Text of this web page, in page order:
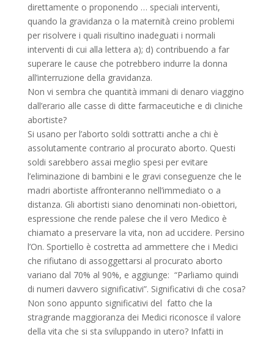
direttamente o proponendo … speciali interventi,
quando la gravidanza o la maternità creino problemi
per risolvere i quali risultino inadeguati i normali
interventi di cui alla lettera a); d) contribuendo a far
superare le cause che potrebbero indurre la donna
all’interruzione della gravidanza.
Non vi sembra che quantità immani di denaro viaggino
dall’erario alle casse di ditte farmaceutiche e di cliniche
abortiste?
Si usano per l’aborto soldi sottratti anche a chi è
assolutamente contrario al procurato aborto. Questi
soldi sarebbero assai meglio spesi per evitare
l’eliminazione di bambini e le gravi conseguenze che le
madri abortiste affronteranno nell’immediato o a
distanza. Gli abortisti siano denominati non-obiettori,
espressione che rende palese che il vero Medico è
chiamato a preservare la vita, non ad uccidere. Persino
l’On. Sportiello è costretta ad ammettere che i Medici
che rifiutano di assoggettarsi al procurato aborto
variano dal 70% al 90%, e aggiunge: “Parliamo quindi
di numeri davvero significativi”. Significativi di che cosa?
Non sono appunto significativi del fatto che la
stragrande maggioranza dei Medici riconosce il valore
della vita che si sta sviluppando in utero? Infatti in